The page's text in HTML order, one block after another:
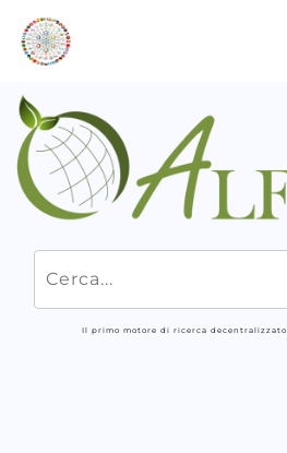
Il primo motore di ricerca